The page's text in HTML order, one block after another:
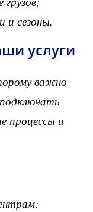
и сезоны.
услуги
важно
процессы и